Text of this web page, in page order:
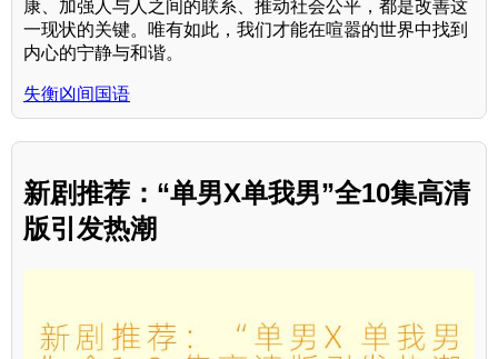
康、加强人与人之间的联系、推动社会公平，都是改善这
一现状的关键。唯有如此，我们才能在喧嚣的世界中找到
内心的宁静与和谐。
失衡凶间国语
新剧推荐：“单男X单我男”全10集高清
版引发热潮